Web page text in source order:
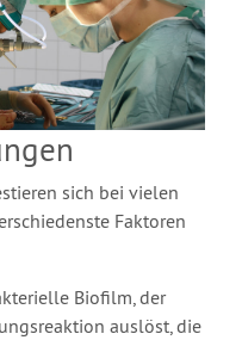
sich bei vielen
Faktoren
Biofilm, der
auslöst, die